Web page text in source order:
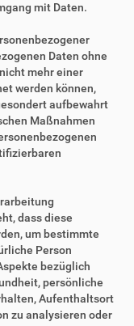
mit Daten.
Daten ohne
mehr einer
werden können,
aufbewahrt
Maßnahmen
dass diese
um bestimmte
Person
bezüglich
persönliche
Aufenthaltsort
zu analysieren oder